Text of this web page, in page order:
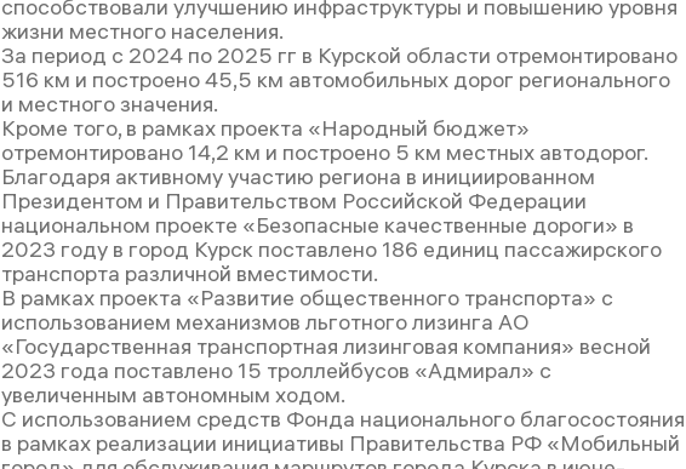
способствовали улучшению инфраструктуры и повышению уровня
жизни местного населения.
За период с 2024 по 2025 гг в Курской области отремонтировано
516 км и построено 45,5 км автомобильных дорог регионального
и местного значения.
Кроме того, в рамках проекта «Народный бюджет»
отремонтировано 14,2 км и построено 5 км местных автодорог.
Благодаря активному участию региона в инициированном
Президентом и Правительством Российской Федерации
национальном проекте «Безопасные качественные дороги» в
2023 году в город Курск поставлено 186 единиц пассажирского
транспорта различной вместимости.
В рамках проекта «Развитие общественного транспорта» с
использованием механизмов льготного лизинга АО
«Государственная транспортная лизинговая компания» весной
2023 года поставлено 15 троллейбусов «Адмирал» с
увеличенным автономным ходом.
С использованием средств Фонда национального благосостояния
в рамках реализации инициативы Правительства РФ «Мобильный